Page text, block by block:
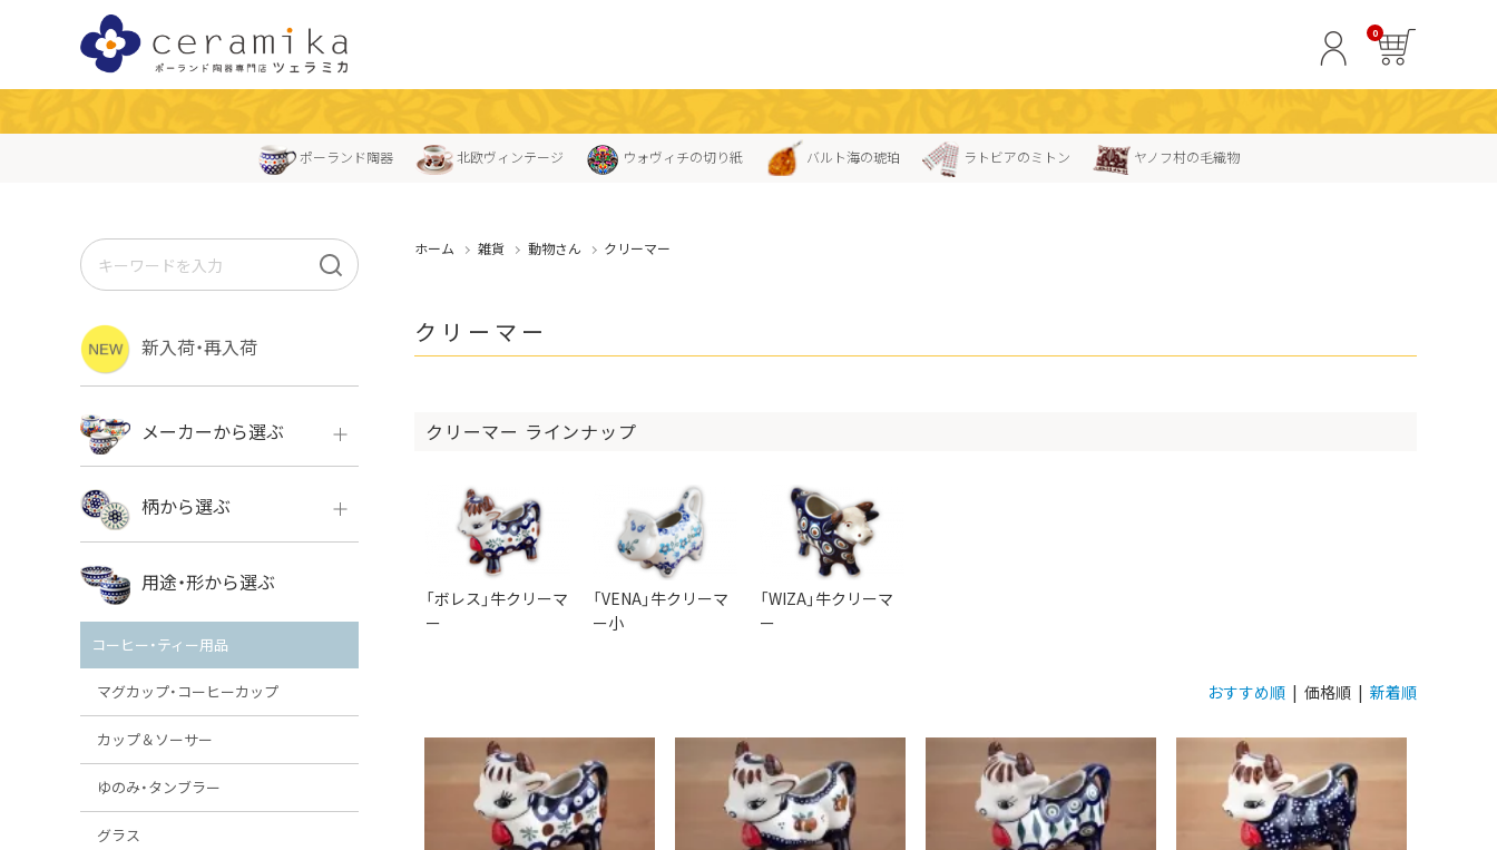
0
ポーランド陶器 北欧ヴィンテージ ウォヴィチの切り紙 バルト海の琥珀 ラトビアのミトン ヤノフ村の毛織物
ホーム 雑貨 動物さん クリーマー
クリーマー
クリーマー ラインナップ
「ボレス」牛クリーマ
ー
「VENA」牛クリーマ
ー小
「WIZA」牛クリーマ
ー
おすすめ順 | 価格順 | 新着順
新入荷・再入荷
メーカーから選ぶ
ボレス
VENA
ミレナ
柄から選ぶ
ボレス
用途・形から選ぶ
コーヒー・ティー用品
マグカップ・コーヒーカップ
カップ＆ソーサー
ゆのみ・タンブラー
グラス